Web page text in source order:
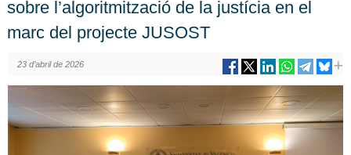
sobre l’algoritmització de la justícia en el
marc del projecte JUSOST
23 d’abril de 2026